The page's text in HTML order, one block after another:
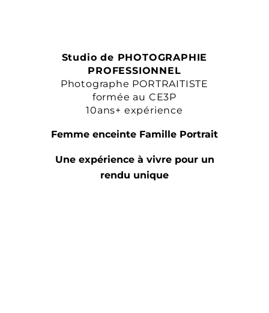
Studio de PHOTOGRAPHIE
PROFESSIONNEL
Photographe PORTRAITISTE
formée au CE3P
10ans+ expérience
Femme enceinte Famille Portrait
Une expérience à vivre pour un
rendu unique